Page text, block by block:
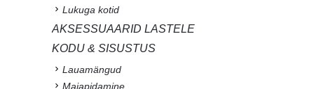
Lukuga kotid
AKSESSUAARID LASTELE
KODU & SISUSTUS
Lauamängud
Majapidamine